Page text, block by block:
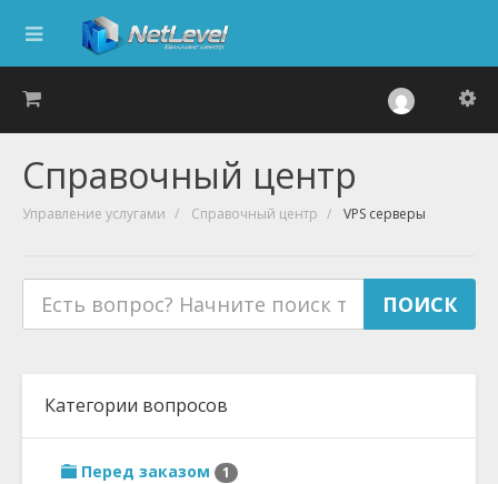
Справочный центр
Управление услугами Справочный центр VPS серверы
Категории вопросов
Перед заказом 1